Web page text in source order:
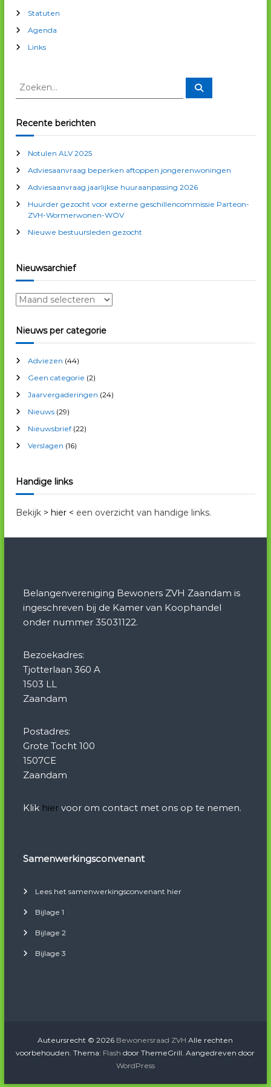
h
t
a
v
i
g
a
t
i
e
Statuten
Agenda
Links
Z
k
e
n
a
a
:
Z
Recente berichten
Notulen ALV 2025
Adviesaanvraag beperken aftoppen jongerenwoningen
Adviesaanvraag jaarlijkse huuraanpassing 2026
Huurder gezocht voor externe geschillencommissie Parteon-
ZVH-Wormerwonen-WOV
Nieuwe bestuursleden gezocht
Nieuwsarchief
N
u
s
a
c
h
i
f
Nieuws per categorie
Adviezen (44)
Geen categorie (2)
Jaarvergaderingen (24)
Nieuws (29)
Nieuwsbrief(22)
Verslagen (16)
Handige links
Bekijk > hier < een overzicht van handige links.
Belangenvereniging Bewoners ZVH Zaandam is
ingeschreven bij de Kamer van Koophandel
onder nummer 35031122.
Bezoekadres:
Tjotterlaan 360 A
1503 LL
Zaandam
Postadres:
Grote Tocht 100
1507CE
Zaandam
Klik hiervoor om contact met ons op te nemen.
Samenwerkingsconvenant
Lees het samenwerkingsconvenant hier
Bijlage 1
Bijlage 2
Bijlage 3
Auteursrecht © 2026 Bewonersraad ZVH Alle rechten
voorbehouden. Thema: Flash door ThemeGrill. Aangedreven door
WordPress